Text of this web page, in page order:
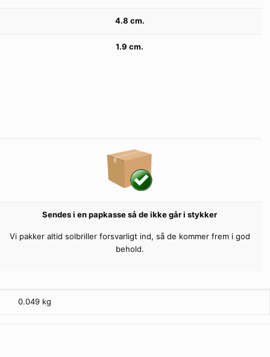
4.8 cm.
1.9 cm.
Sendes i en papkasse så de ikke går i stykker
Vi pakker altid solbriller forsvarligt ind, så de kommer frem i god
behold.
0.049 kg